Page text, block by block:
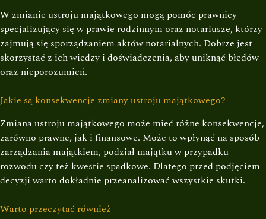
W zmianie ustroju majątkowego mogą pomóc prawnicy
specjalizujący się w prawie rodzinnym oraz notariusze, którzy
zajmują się sporządzaniem aktów notarialnych. Dobrze jest
skorzystać z ich wiedzy i doświadczenia, aby uniknąć błędów
oraz nieporozumień.
Jakie są konsekwencje zmiany ustroju majątkowego?
Zmiana ustroju majątkowego może mieć różne konsekwencje,
zarówno prawne, jak i finansowe. Może to wpłynąć na sposób
zarządzania majątkiem, podział majątku w przypadku
rozwodu czy też kwestie spadkowe. Dlatego przed podjęciem
decyzji warto dokładnie przeanalizować wszystkie skutki.
Warto przeczytać również